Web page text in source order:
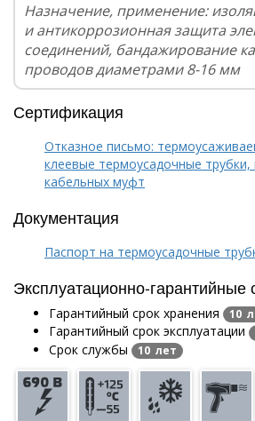
Назначение, применение:
и антикоррозионная защита
соединений, бандажирование
проводов диаметрами 8-16 мм
Сертификация
Отказное письмо:
клеевые термоусадочные
кабельных муфт
Документация
Паспорт на термоусадочные
Эксплуатационно-гарантийные
Гарантийный срок хранения 10
Гарантийный срок эксплуатации
Срок службы 10 лет